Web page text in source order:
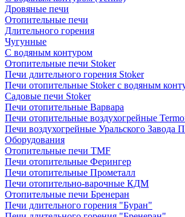
Дровяные печи
Отопительные печи
Длительного горения
Чугунные
C водяным контуром
Отопительные печи Stoker
Печи длительного горения Stoker
Печи отопительные Stoker с водяным
Садовые печи Stoker
Печи отопительные Варвара
Печи отопительные воздухогрейные
Печи воздухогрейные Уральского Завода
Оборудования
Отопительные печи TMF
Печи отопительные Ферингер
Печи отопительные Прометалл
Печи отопительно-варочные КДМ
Отопительные печи Бренеран
Печи длительного горения "Буран"